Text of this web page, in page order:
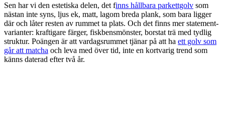
Sen har vi den estetiska delen, det finns hållbara parkettgolv som
nästan inte syns, ljus ek, matt, lagom breda plank, som bara ligger
där och låter resten av rummet ta plats. Och det finns mer statement-
varianter: kraftigare färger, fiskbensmönster, borstat trä med tydlig
struktur. Poängen är att vardagsrummet tjänar på att ha ett golv som
går att matcha och leva med över tid, inte en kortvarig trend som
känns daterad efter två år.